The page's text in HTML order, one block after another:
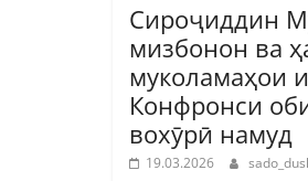
Сироҷиддин
мизбонон ва
муколамаҳои
Конфронси
вохӯрӣ намуд
19.03.2026